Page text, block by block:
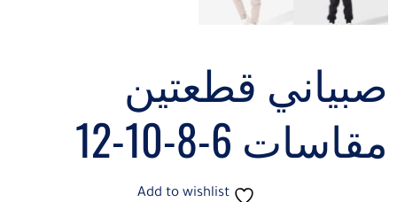
صبياني قطعتين
مقاسات 6-8-10-12
Add to wishlist